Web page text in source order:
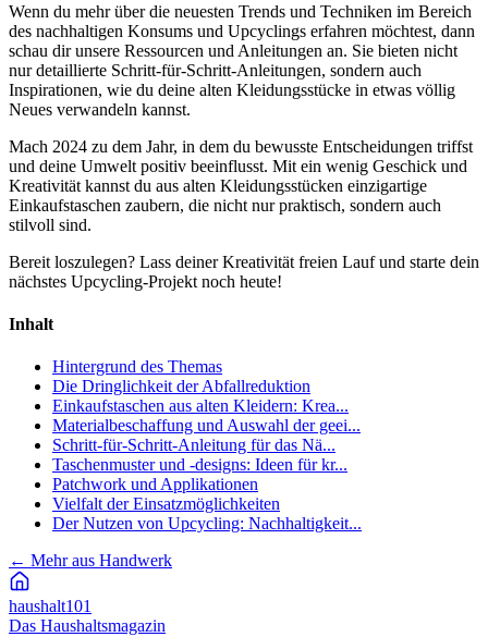
Wenn du mehr über die neuesten Trends und Techniken im Bereich
des nachhaltigen Konsums und Upcyclings erfahren möchtest, dann
schau dir unsere Ressourcen und Anleitungen an. Sie bieten nicht
nur detaillierte Schritt-für-Schritt-Anleitungen, sondern auch
Inspirationen, wie du deine alten Kleidungsstücke in etwas völlig
Neues verwandeln kannst.
Mach 2024 zu dem Jahr, in dem du bewusste Entscheidungen triffst
und deine Umwelt positiv beeinflusst. Mit ein wenig Geschick und
Kreativität kannst du aus alten Kleidungsstücken einzigartige
Einkaufstaschen zaubern, die nicht nur praktisch, sondern auch
stilvoll sind.
Bereit loszulegen? Lass deiner Kreativität freien Lauf und starte dein
nächstes Upcycling-Projekt noch heute!
Inhalt
Hintergrund des Themas
Die Dringlichkeit der Abfallreduktion
Einkaufstaschen aus alten Kleidern: Krea...
Materialbeschaffung und Auswahl der geei...
Schritt-für-Schritt-Anleitung für das Nä...
Taschenmuster und -designs: Ideen für kr...
Patchwork und Applikationen
Vielfalt der Einsatzmöglichkeiten
Der Nutzen von Upcycling: Nachhaltigkeit...
← Mehr aus Handwerk
haushalt101
Das Haushaltsmagazin